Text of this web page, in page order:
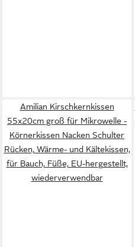
Amilian Kirschkernkissen
55x20cm groß für Mikrowelle -
Körnerkissen Nacken Schulter
Rücken, Wärme- und Kältekissen,
für Bauch, Füße, EU-hergestellt,
wiederverwendbar